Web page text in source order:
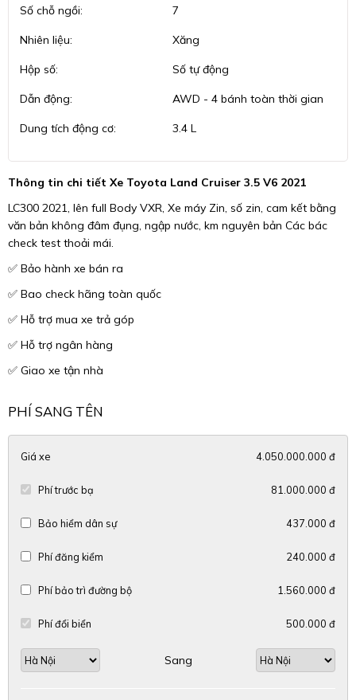
Số chỗ ngồi: 7
Nhiên liệu: Xăng
Hộp số: Số tự động
Dẫn động: AWD - 4 bánh toàn thời gian
Dung tích động cơ: 3.4 L
Thông tin chi tiết Xe Toyota Land Cruiser 3.5 V6 2021
LC300 2021, lên full Body VXR, Xe máy Zin, số zin, cam kết bằng
văn bản không đâm đụng, ngập nước, km nguyên bản Các bác
check test thoải mái.
✅ Bảo hành xe bán ra
✅ Bao check hãng toàn quốc
✅ Hỗ trợ mua xe trả góp
✅ Hỗ trợ ngân hàng
✅ Giao xe tận nhà
PHÍ SANG TÊN
Giá xe 4.050.000.000 đ
Phí trước bạ 81.000.000 đ
Bảo hiểm dân sự 437.000 đ
Phí đăng kiểm 240.000 đ
Phí bảo trì đường bộ 1.560.000 đ
Phí đổi biển 500.000 đ
Sang